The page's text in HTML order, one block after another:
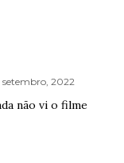
2022
não vi o filme